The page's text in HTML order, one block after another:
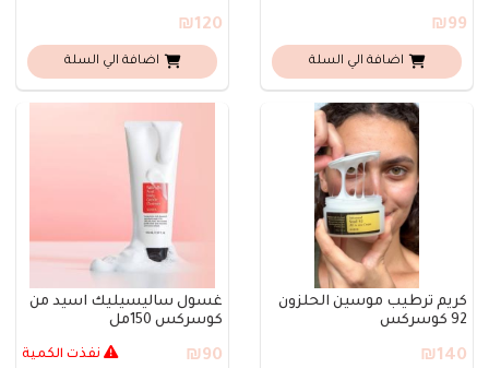
₪99
اضافة الي السلة
₪120
اضافة الي السلة
كريم ترطيب موسين الحلزون
92 كوسركس
₪140
غسول ساليسيليك اسيد من
كوسركس 150مل
₪90 نفذت الكمية